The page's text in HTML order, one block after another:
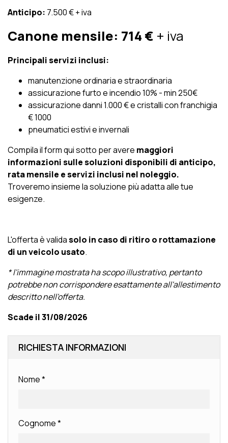
Anticipo: 7.500 € + iva
Canone mensile: 714 € + iva
Principali servizi inclusi:
manutenzione ordinaria e straordinaria
assicurazione furto e incendio 10% - min 250€
assicurazione danni 1.000 € e cristalli con franchigia
€ 1000
pneumatici estivi e invernali
Compila il form qui sotto per avere maggiori
informazioni sulle soluzioni disponibili di anticipo,
rata mensile e servizi inclusi nel noleggio.
Troveremo insieme la soluzione più adatta alle tue
esigenze.
L'offerta è validasolo in caso di ritiro o rottamazione
di un veicolo usato.
* l'immagine mostrata ha scopo illustrativo, pertanto
potrebbe non corrispondere esattamente all'allestimento
descritto nell'offerta.
Scade il 31/08/2026
RICHIESTA INFORMAZIONI
Nome*
Cognome*